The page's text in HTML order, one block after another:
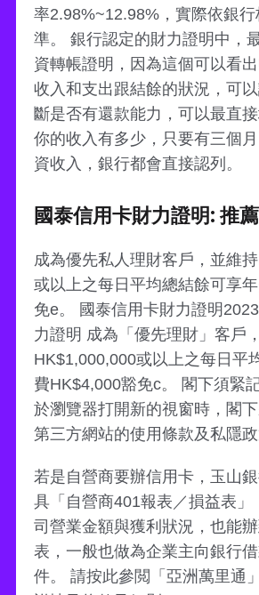
率2.98%~12.98%，實際依銀
準。 銀行認定的財力證明中，
資轉帳證明，因為這個可以看
收入和支出跟結餘的狀況，可
斷是否有還款能力，可以最直
你的收入有多少，只要有三個
資收入，銀行都會直接認列。
國泰信用卡財力證明: 推
成為優先私人理財客戶，並維
或以上之每日平均總結餘可享
免e。 國泰信用卡財力證明
力證明 成為「優先理財」客戶
HK$1,000,000或以上之每日平
費HK$4,000豁免c。 閣下須緊
於瀏覽器打開新的視窗時，閣
第三方網站的使用條款及私隱政
若是自營商要辦信用卡，玉山
具「自營商401報表／損益表」
司營業金額與獲利狀況，也能
表，一般也做為企業主向銀行
件。 請按此參閲「亞洲萬里通